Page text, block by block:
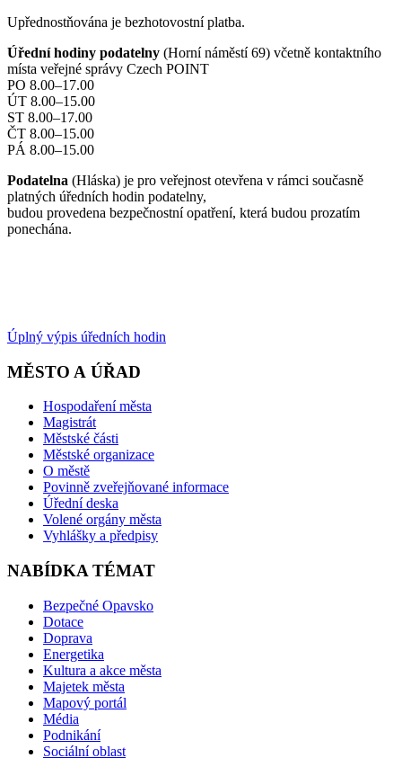
Upřednostňována je bezhotovostní platba.
Úřední hodiny podatelny (Horní náměstí 69) včetně kontaktního
místa veřejné správy Czech POINT
PO 8.00–17.00
ÚT 8.00–15.00
ST 8.00–17.00
ČT 8.00–15.00
PÁ 8.00–15.00
Podatelna (Hláska) je pro veřejnost otevřena v rámci současně
platných úředních hodin podatelny,
budou provedena bezpečnostní opatření, která budou prozatím
ponechána.
Úplný výpis úředních hodin
MĚSTO A ÚŘAD
Hospodaření města
Magistrát
Městské části
Městské organizace
O městě
Povinně zveřejňované informace
Úřední deska
Volené orgány města
Vyhlášky a předpisy
NABÍDKA TÉMAT
Bezpečné Opavsko
Dotace
Doprava
Energetika
Kultura a akce města
Majetek města
Mapový portál
Média
Podnikání
Sociální oblast